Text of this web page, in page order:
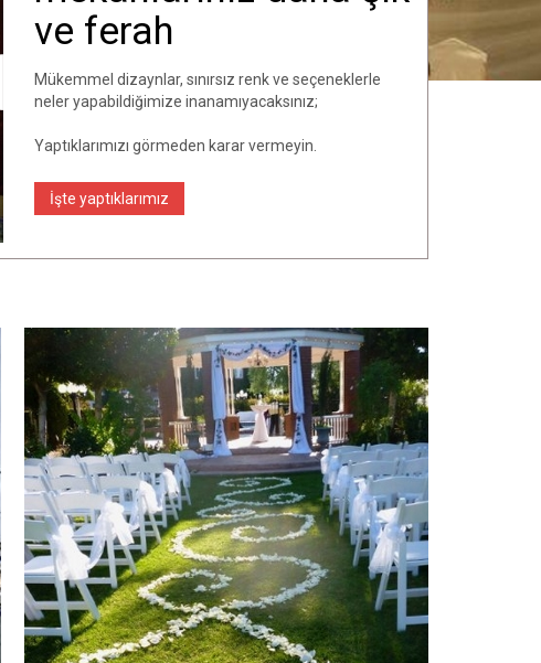
ve ferah
Mükemmel dizaynlar, sınırsız renk ve seçeneklerle
neler yapabildiğimize inanamıyacaksınız;
Yaptıklarımızı görmeden karar vermeyin.
İşte yaptıklarımız